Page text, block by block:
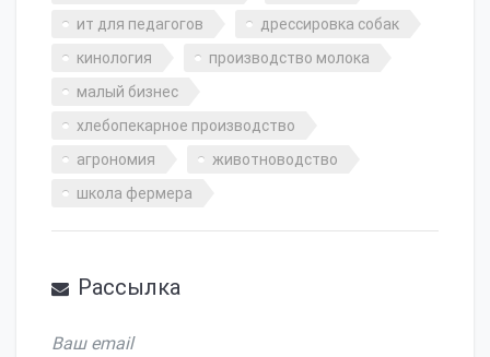
ит для педагогов
дрессировка собак
кинология
производство молока
малый бизнес
хлебопекарное производство
агрономия
животноводство
школа фермера
Рассылка